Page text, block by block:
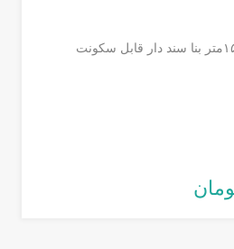
مساحت زمین ۹۰۰متر ۱۵۰متر بنا سند دار قابل سکونت